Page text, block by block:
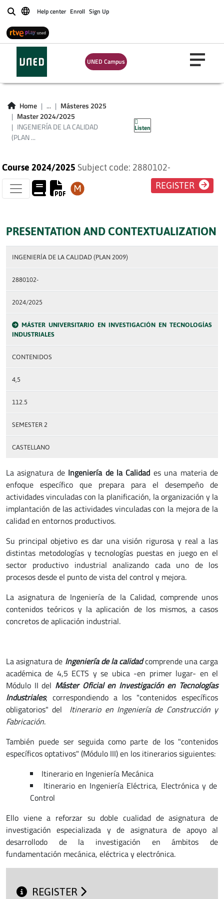
BuscarHelp center Enroll Sign Up
UNED Campus
Home ...
Másteres 2025
Master 2024/2025
INGENIERÍA DE LA CALIDAD
(PLAN ...
Listen
INGENIERÍA DE LA
CALIDAD (PLAN
2009)
Course 2024/2025 Subject code: 2880102-
REGISTER
PRESENTATION AND CONTEXTUALIZATION
INGENIERÍA DE LA CALIDAD (PLAN 2009)
2880102-
2024/2025
MÁSTER UNIVERSITARIO EN INVESTIGACIÓN EN TECNOLOGÍAS
INDUSTRIALES
CONTENIDOS
4,5
112.5
SEMESTER 2
CASTELLANO
La asignatura de Ingeniería de la Calidad es una materia de
enfoque específico que prepara para el desempeño de
actividades vinculadas con la planificación, la organización y la
implantación de las actividades vinculadas con la mejora de la
calidad en entornos productivos.
Su principal objetivo es dar una visión rigurosa y real a las
distintas metodologías y tecnologías puestas en juego en el
sector productivo industrial analizando cada uno de los
procesos desde el punto de vista del control y mejora.
La asignatura de Ingeniería de la Calidad, comprende unos
contenidos teóricos y la aplicación de los mismos, a casos
concretos de aplicación industrial.
La asignatura de Ingeniería de la calidadcomprende una carga
académica de 4,5 ECTS y se ubica -en primer lugar- en el
Módulo II del Máster Oficial en Investigación en Tecnologías
Industriales; correspondiendo a los "contenidos específicos
obligatorios" del Itinerario en Ingeniería de Construcción y
Fabricación.
También puede ser seguida como parte de los "contenidos
específicos optativos" (Módulo III) en los itinerarios siguientes:
Itinerario en Ingeniería Mecánica
Itinerario en Ingeniería Eléctrica, Electrónica y de
Control
Ello viene a reforzar su doble cualidad de asignatura de
investigación especializada y de asignatura de apoyo al
desarrollodo de la investigación en ámbitos de
fundamentación mecánica, eléctrica y electrónica.
REGISTER